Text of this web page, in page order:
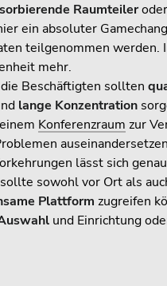
Raumteileroder
ein absoluter
teilgenommen werden.
mehr.
Beschäftigten sollten
lange Konzentration
Konferenzraum zur
lässt sich
sowohl vor Ort als
Plattform zugreifen
und Einrichtung